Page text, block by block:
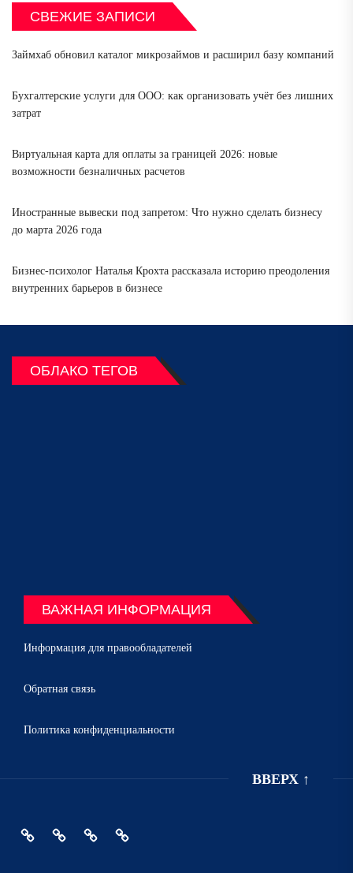
СВЕЖИЕ ЗАПИСИ
Займхаб обновил каталог микрозаймов и расширил базу компаний
Бухгалтерские услуги для ООО: как организовать учёт без лишних
затрат
Виртуальная карта для оплаты за границей 2026: новые
возможности безналичных расчетов
Иностранные вывески под запретом: Что нужно сделать бизнесу
до марта 2026 года
Бизнес-психолог Наталья Крохта рассказала историю преодоления
внутренних барьеров в бизнесе
ОБЛАКО ТЕГОВ
ВАЖНАЯ ИНФОРМАЦИЯ
Информация для правообладателей
Обратная связь
Политика конфиденциальности
ВВЕРХ ↑
ГлавнаяПолитикаИнформация
Обратная